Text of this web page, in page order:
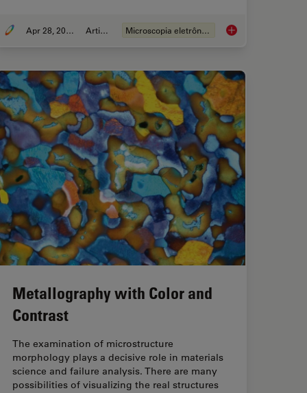
Microscopy Principle
Apr 28, 2020 Article Microscopia eletrônica Rate the Quality of
Metallography with Color and
Contrast
The examination of microstructure
morphology plays a decisive role in materials
science and failure analysis. There are many
possibilities of visualizing the real structures